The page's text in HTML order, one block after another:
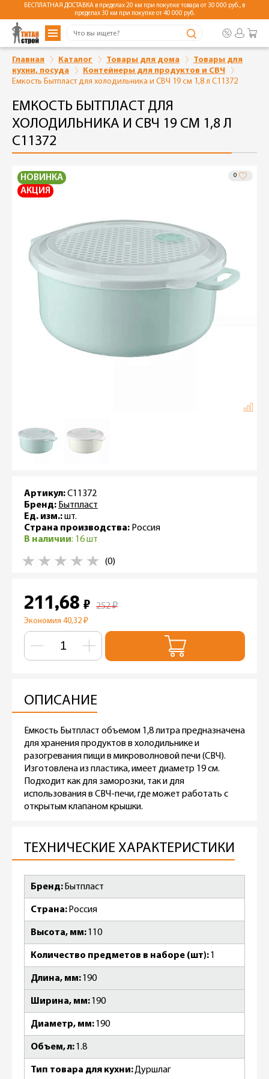
БЕСПЛАТНАЯ ДОСТАВКА в пределах 20 км при покупке товара от 30 000 руб., в
пределах 30 км при покупке от 40 000 руб.
Главная Каталог Товары для дома
Товары для
кухни, посуда
Контейнеры для продуктов и СВЧ
Емкость Бытпласт для холодильника и СВЧ 19 см 1,8 л С11372
ЕМКОСТЬ БЫТПЛАСТ ДЛЯ
ХОЛОДИЛЬНИКА И СВЧ 19 СМ 1,8 Л
С11372
0
НОВИНКА
АКЦИЯ
Артикул:С11372
Бренд: Бытпласт
Ед. изм.:шт.
Страна производства: Россия
В наличии: 16 шт
(0)
252₽
211,68 ₽
Экономия 40,32 ₽
ОПИСАНИЕ
Емкость Бытпласт объемом 1,8 литра предназначена
для хранения продуктов в холодильнике и
разогревания пищи в микроволновой печи (СВЧ).
Изготовлена из пластика, имеет диаметр 19 см.
Подходит как для заморозки, так и для
использования в СВЧ-печи, где может работать с
открытым клапаном крышки.
ТЕХНИЧЕСКИЕ ХАРАКТЕРИСТИКИ
Бренд Бытпласт
Страна Россия
Высота, мм 110
Количество предметов в наборе (шт) 1
Длина, мм 190
Ширина, мм 190
Диаметр, мм 190
Объем, л 1.8
Тип товара для кухниДуршлаг